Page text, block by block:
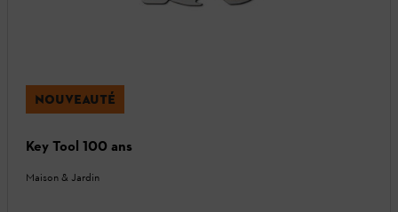
NOUVEAUTÉ
Key Tool 100 ans
Maison & Jardin